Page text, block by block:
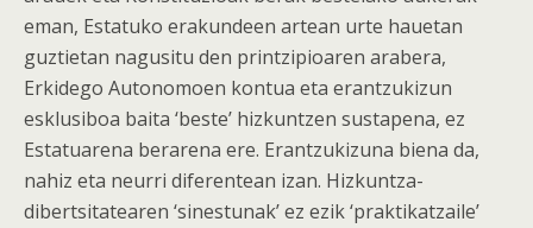
eman, Estatuko erakundeen artean urte hauetan
guztietan nagusitu den printzipioaren arabera,
Erkidego Autonomoen kontua eta erantzukizun
esklusiboa baita ‘beste’ hizkuntzen sustapena, ez
Estatuarena berarena ere. Erantzukizuna biena da,
nahiz eta neurri diferentean izan. Hizkuntza-
dibertsitatearen ‘sinestunak’ ez ezik ‘praktikatzaile’